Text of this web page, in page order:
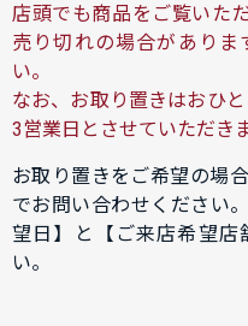
店頭でも商品をご覧いた
売り切れの場合がありま
い。
なお、お取り置きはおひ
3営業日とさせていただきま
お取り置きをご希望の場
でお問い合わせください
望日】と【ご来店希望店
い。